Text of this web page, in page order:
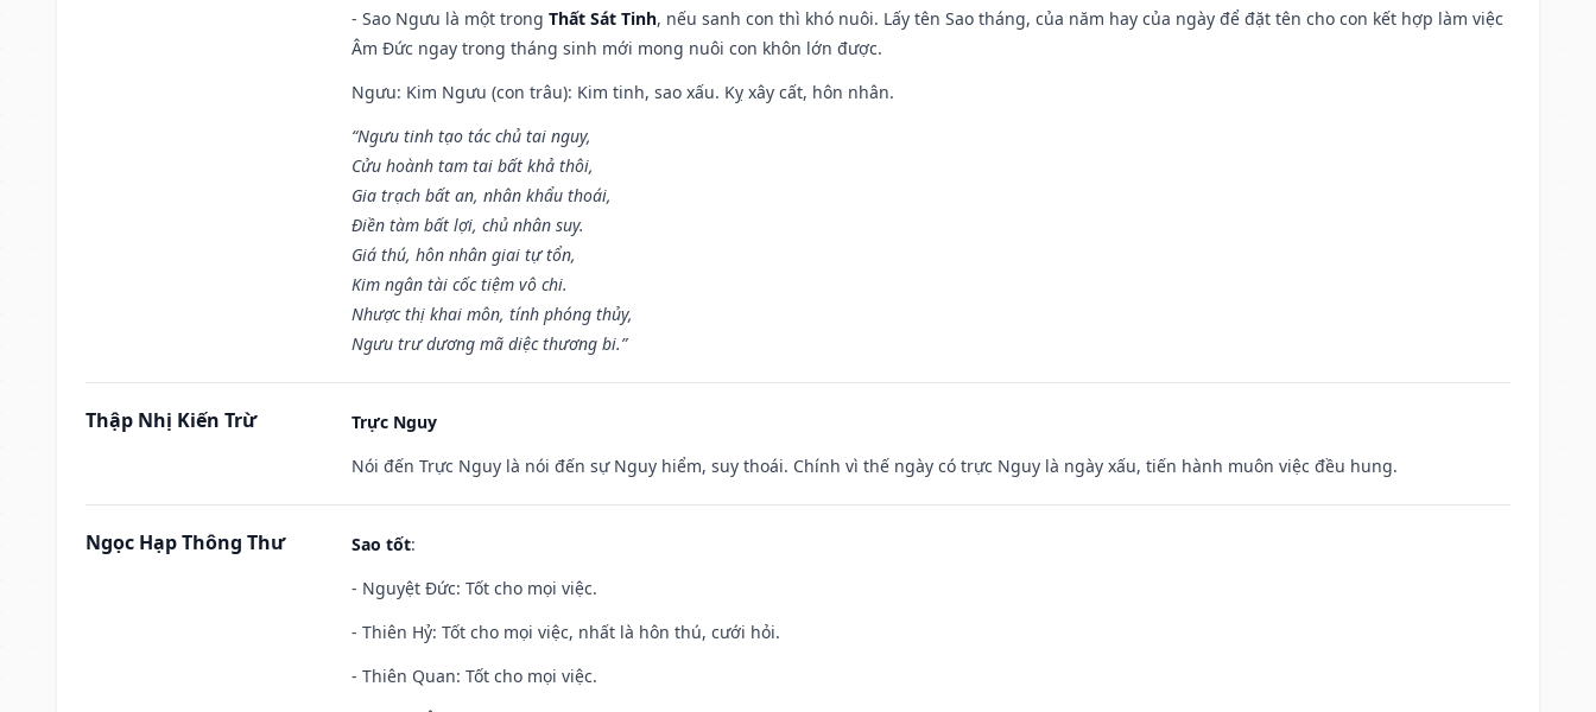
- Sao Ngưu là một trong Thất Sát Tinh, nếu sanh con thì khó nuôi. Lấy tên Sao tháng, của năm hay của ngày để đặt tên cho con kết hợp làm việc
Âm Đức ngay trong tháng sinh mới mong nuôi con khôn lớn được.
Ngưu: Kim Ngưu (con trâu): Kim tinh, sao xấu. Kỵ xây cất, hôn nhân.
“Ngưu tinh tạo tác chủ tai nguy,
Cửu hoành tam tai bất khả thôi,
Gia trạch bất an, nhân khẩu thoái,
Điền tàm bất lợi, chủ nhân suy.
Giá thú, hôn nhân giai tự tổn,
Kim ngân tài cốc tiệm vô chi.
Nhược thị khai môn, tính phóng thủy,
Ngưu trư dương mã diệc thương bi.”
Thập Nhị Kiến Trừ
Trực Nguy
Nói đến Trực Nguy là nói đến sự Nguy hiểm, suy thoái. Chính vì thế ngày có trực Nguy là ngày xấu, tiến hành muôn việc đều hung.
Ngọc Hạp Thông Thư Sao tốt:
- Nguyệt Đức: Tốt cho mọi việc.
- Thiên Hỷ: Tốt cho mọi việc, nhất là hôn thú, cưới hỏi.
- Thiên Quan: Tốt cho mọi việc.